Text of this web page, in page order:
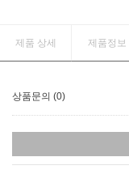
제품 상세 제품정보
상품문의 (0)